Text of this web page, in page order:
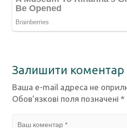
Залишити коментар
Ваша e-mail адреса не
Обов’язкові поля позначені *